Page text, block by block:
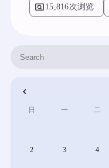
pageview 15,816次浏览
日 一 二
2 3 4